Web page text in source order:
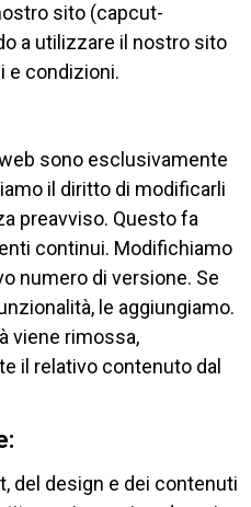
sito (capcut-
a utilizzare il nostro sito
e condizioni.
sono esclusivamente
il diritto di modificarli
preavviso. Questo fa
continui. Modifichiamo
numero di versione. Se
le aggiungiamo.
viene rimossa,
il relativo contenuto dal
del design e dei contenuti